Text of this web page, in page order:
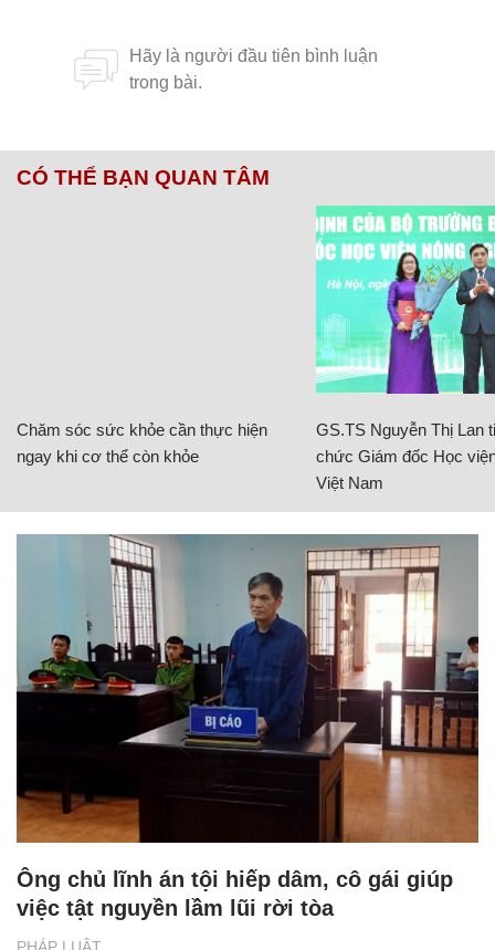
CÓ THỂ BẠN QUAN TÂM
Chăm sóc sức khỏe cần thực hiện
ngay khi cơ thể còn khỏe
GS.TS Nguyễn Thị Lan
chức Giám đốc Học
Việt Nam
Ông chủ lĩnh án tội hiếp dâm, cô gái giúp
việc tật nguyền lầm lũi rời tòa